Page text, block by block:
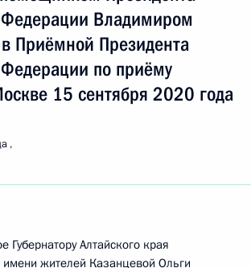
Федерации Владимиром
Приёмной Президента
по приёму
15 сентября 2020 года
Губернатору Алтайского края
жителей Казанцевой Ольги